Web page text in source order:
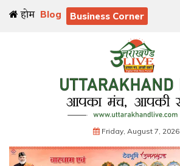
होम Blog Business Corner
Friday, August 7, 2026